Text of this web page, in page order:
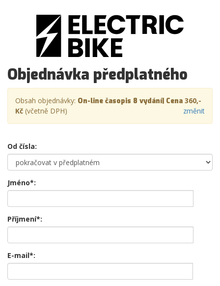
Objednávka předplatného
Obsah objednávky: On-line časopis 8 vydání| Cena 360,-
Kč (včetně DPH) změnit
Od čísla:
Jméno*:
Příjmení*:
E-mail*: